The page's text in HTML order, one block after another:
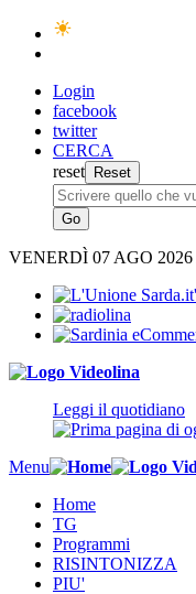
Login
facebook
twitter
CERCA
reset
VENERDÌ 07 AGO 2026
Leggi il quotidiano
Menu
Home
TG
Programmi
RISINTONIZZA
PIU'